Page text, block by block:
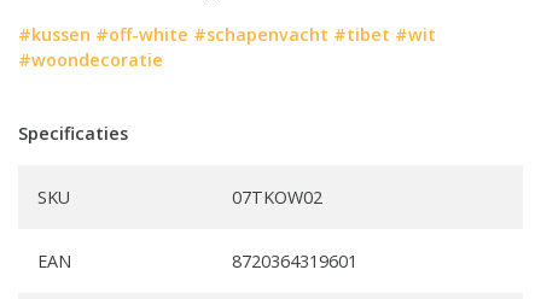
#kussen #off-white #schapenvacht #tibet #wit
#woondecoratie
Specificaties
SKU 07TKOW02
EAN 8720364319601